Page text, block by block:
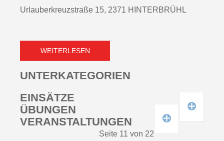
Urlauberkreuzstraße 15, 2371 HINTERBRÜHL
WEITERLESEN
UNTERKATEGORIEN
EINSÄTZE
EINSÄTZE 2021
EINSÄTZE 2022
EINSÄTZE 2023
ÜBUNGEN
ÜBUNGEN 2021
ÜBUNGEN 2022
VERANSTALTUNGEN
Seite 11 von 22